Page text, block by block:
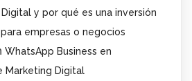
y por qué es una inversión
empresas o negocios
WhatsApp Business en
Marketing Digital